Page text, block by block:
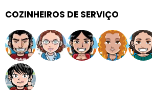
COZINHEIROS DE SERVIÇO